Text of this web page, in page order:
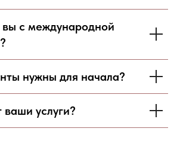
с международной
нужны для начала?
ваши услуги?